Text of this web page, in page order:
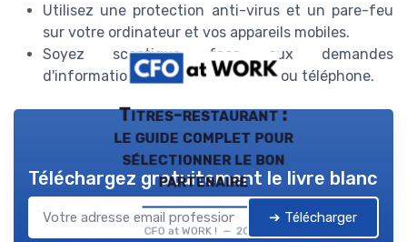
Utilisez une protection anti-virus et un pare-feu
sur votre ordinateur et vos appareils mobiles.
Soyez sceptique face aux demandes
d'informations bancaires via email ou téléphone.
Titres-restaurant :
le guide complet pour
sélectionner le bon
partenaire
CFO at WORK ! — 2026
Téléchargez gratuitement le livre blanc
➔ Télécharger